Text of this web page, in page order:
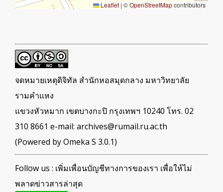
Leaflet | ©OpenStreetMapcontributors
จดหมายเหตุดิจิทัล สำนักหอสมุดกลาง มหาวิทยาลัย
รามคำแหง
แขวงหัวหมาก เขตบางกะปิ กรุงเทพฯ 10240 โทร. 02
310 8661 e-mail: archives@rumail.ru.ac.th
(Powered by Omeka S 3.0.1)
Follow us : เพิ่มเพื่อนบัญชีทางการของเรา เพื่อให้ไม่
พลาดข่าวสารล่าสุด